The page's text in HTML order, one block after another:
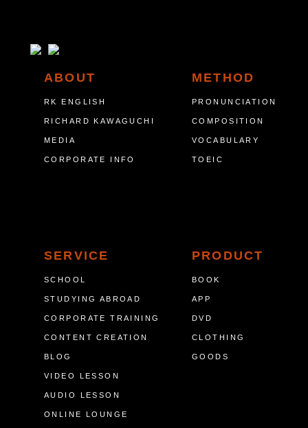
ABOUT
RK ENGLISH
RICHARD KAWAGUCHI
MEDIA
CORPORATE INFO
METHOD
PRONUNCIATION
COMPOSITION
VOCABULARY
TOEIC
SERVICE
SCHOOL
STUDYING ABROAD
CORPORATE TRAINING
CONTENT CREATION
BLOG
VIDEO LESSON
AUDIO LESSON
ONLINE LOUNGE
PRODUCT
BOOK
APP
DVD
CLOTHING
GOODS